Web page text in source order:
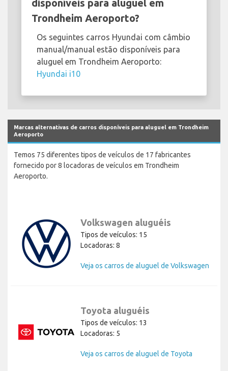
disponíveis para aluguel em
Trondheim Aeroporto?
Os seguintes carros Hyundai com câmbio
manual/manual estão disponíveis para
aluguel em Trondheim Aeroporto:
Hyundai i10
Marcas alternativas de carros disponíveis para aluguel em Trondheim
Aeroporto
Temos 75 diferentes tipos de veículos de 17 fabricantes
fornecido por 8 locadoras de veículos em Trondheim
Aeroporto.
Volkswagen aluguéis
Tipos de veículos: 15
Locadoras: 8
Veja os carros de aluguel de Volkswagen
Toyota aluguéis
Tipos de veículos: 13
Locadoras: 5
Veja os carros de aluguel de Toyota